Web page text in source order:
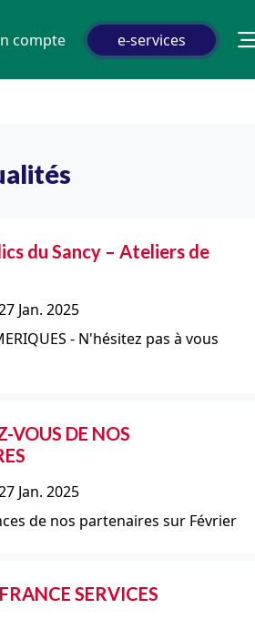
compte e-services
du Sancy – Ateliers de
Jan. 2025
- N'hésitez pas à vous
VOUS DE NOS
Jan. 2025
de nos partenaires sur Février
SERVICES